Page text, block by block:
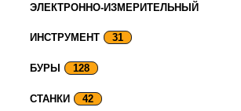
ЭЛЕКТРОННО-ИЗМЕРИТЕЛЬНЫЙ
ИНСТРУМЕНТ 31
БУРЫ 128
СТАНКИ 42